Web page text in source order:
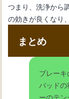
つまり、洗浄から
の効きが良くなり
まとめ
ブレーキ
パッド
ーのテ